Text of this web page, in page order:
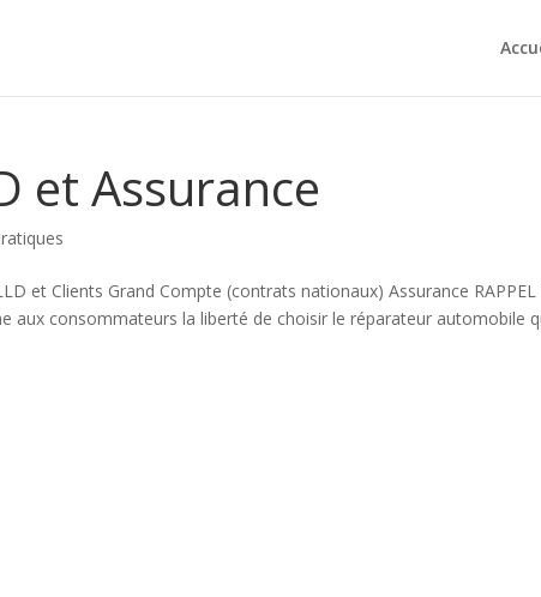
et Assurance
et Clients Grand Compte (contrats nationaux) Assurance RAPPEL
aux consommateurs la liberté de choisir le réparateur automobile